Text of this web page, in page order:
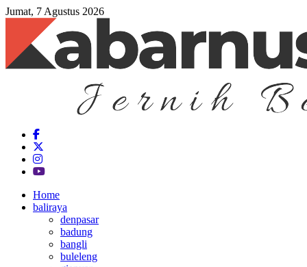
Jumat, 7 Agustus 2026
Home
baliraya
denpasar
badung
bangli
buleleng